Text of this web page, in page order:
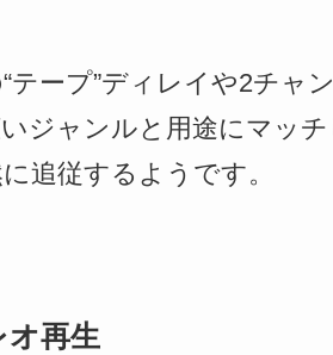
テープ”ディレイや2チャ
ジャンルと用途にマッ
追従するようです。
オ再生